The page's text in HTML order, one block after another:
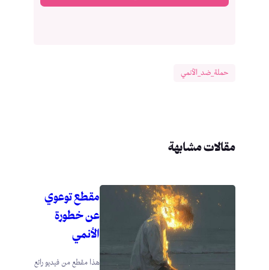
حملة_ضد_الأنمي
مقالات مشابهة
مقطع توعوي
عن خطورة
الأنمي
هذا مقطع من فيديو رائع